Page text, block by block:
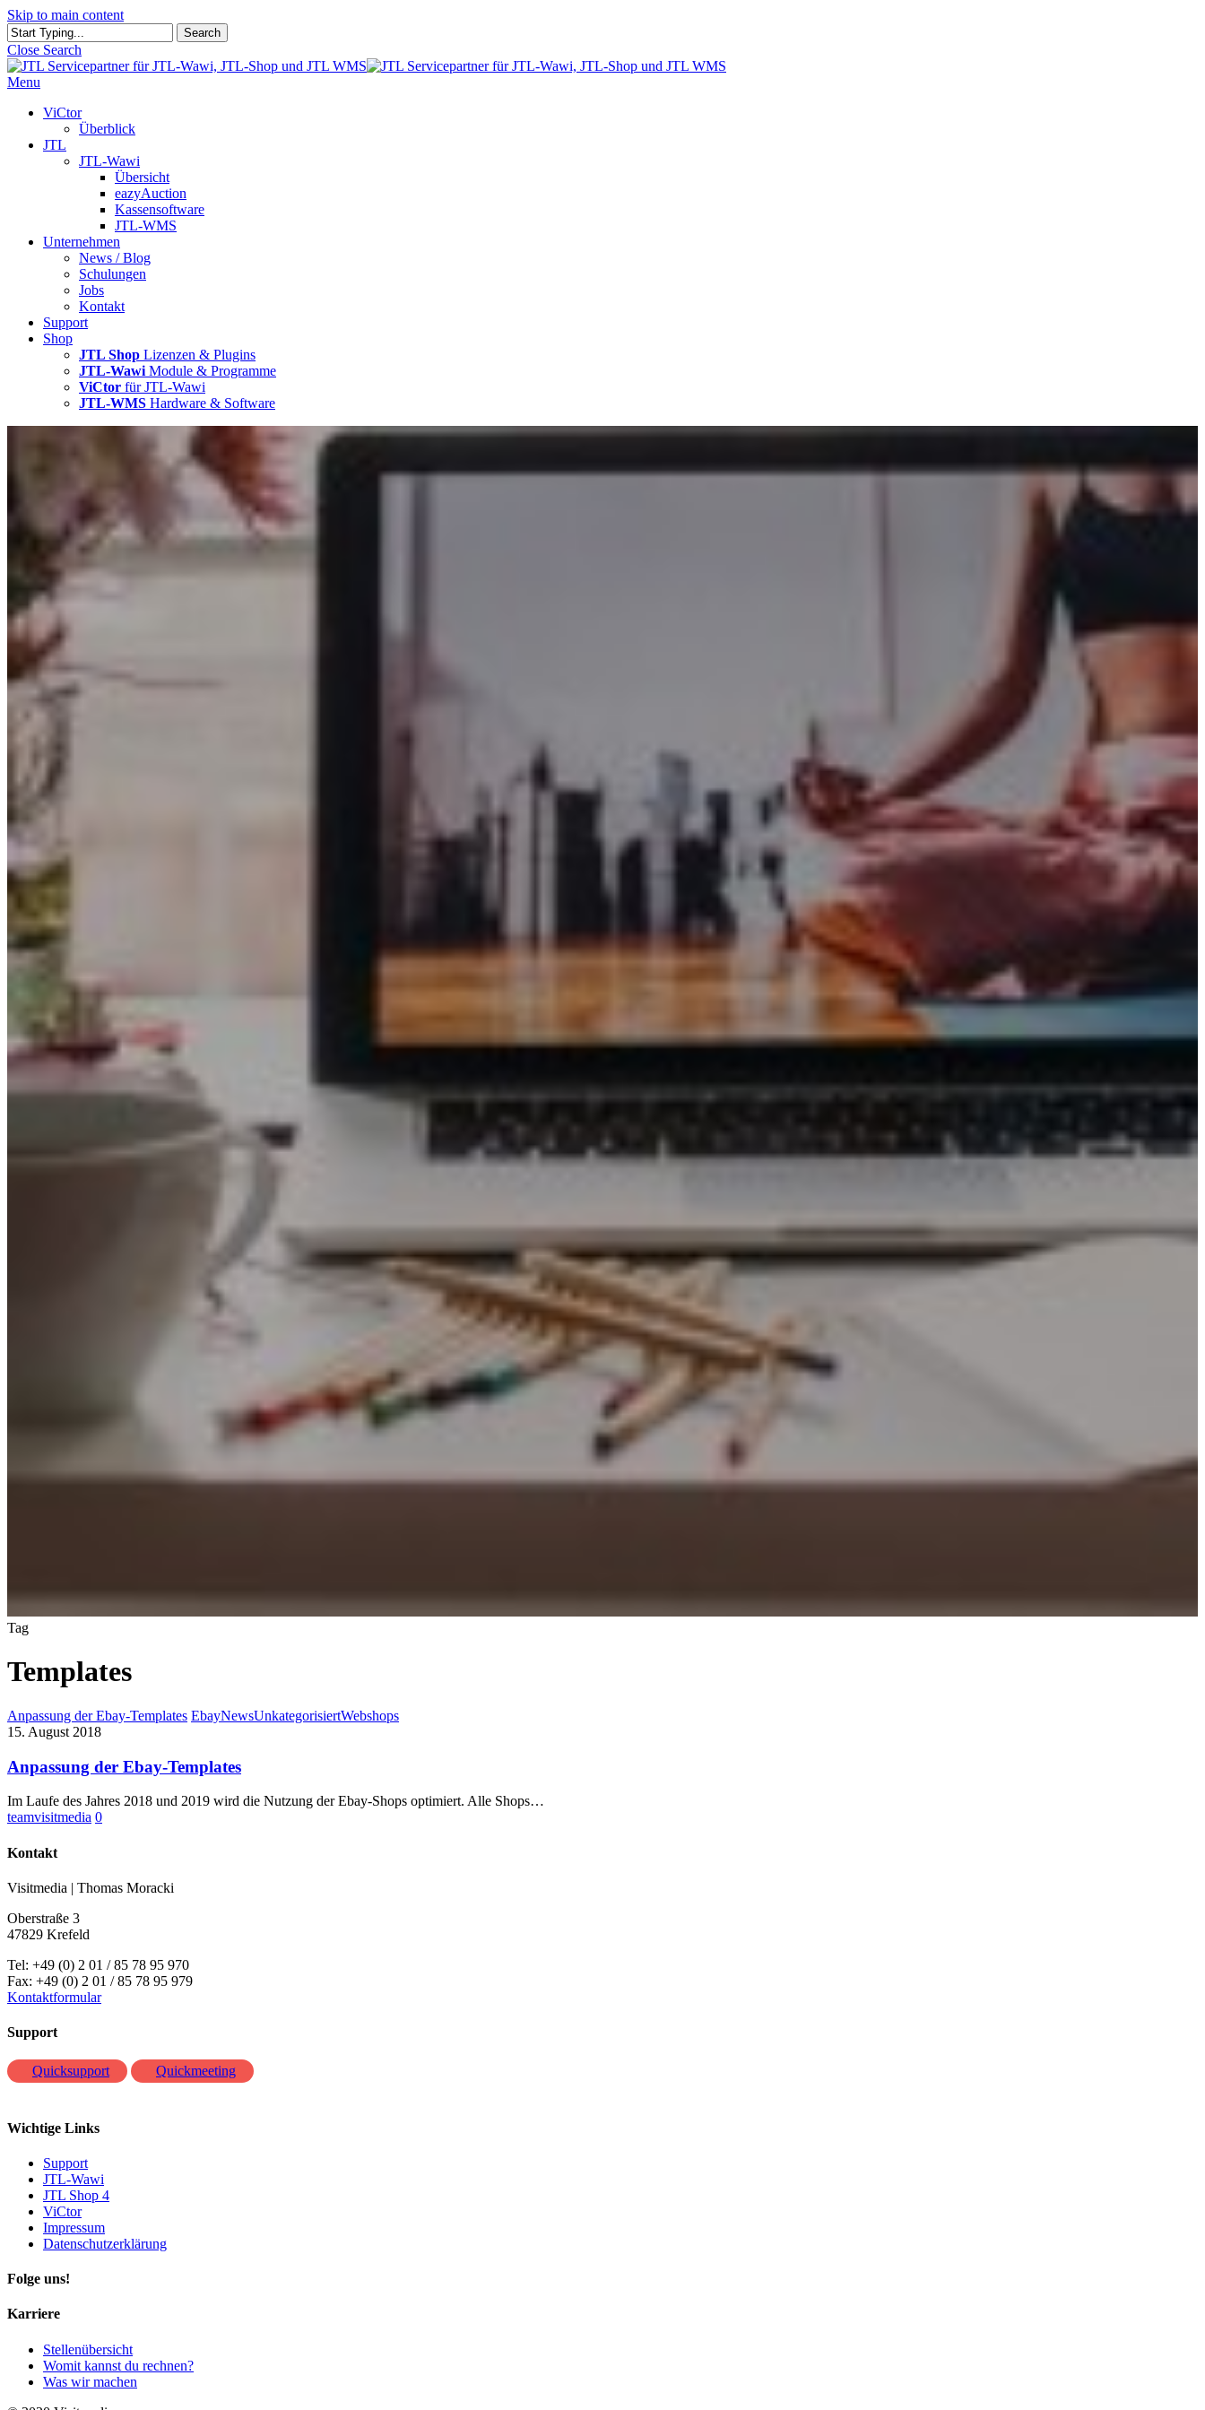
Skip to main content
Search
Close Search
Menu
ViCtor
Überblick
JTL
JTL-Wawi
Übersicht
eazyAuction
Kassensoftware
JTL-WMS
Unternehmen
News / Blog
Schulungen
Jobs
Kontakt
Support
Shop
JTL Shop Lizenzen & Plugins
JTL-Wawi Module & Programme
ViCtor für JTL-Wawi
JTL-WMS Hardware & Software
Tag
Templates
Anpassung der Ebay-Templates EbayNewsUnkategorisiertWebshops
15. August 2018
Anpassung der Ebay-Templates
Im Laufe des Jahres 2018 und 2019 wird die Nutzung der Ebay-Shops optimiert. Alle Shops…
teamvisitmedia 0
Kontakt
Visitmedia | Thomas Moracki
Oberstraße 3
47829 Krefeld
Tel: +49 (0) 2 01 / 85 78 95 970
Fax: +49 (0) 2 01 / 85 78 95 979
Kontaktformular
Support
Quicksupport Quickmeeting
Wichtige Links
Support
JTL-Wawi
JTL Shop 4
ViCtor
Impressum
Datenschutzerklärung
Folge uns!
Karriere
Stellenübersicht
Womit kannst du rechnen?
Was wir machen